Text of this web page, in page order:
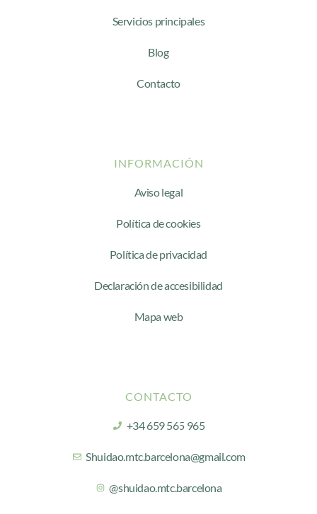
Servicios principales
Blog
Contacto
INFORMACIÓN
Aviso legal
Política de cookies
Política de privacidad
Declaración de accesibilidad
Mapa web
CONTACTO
+34 659 565 965
Shuidao.mtc.barcelona@gmail.com
@shuidao.mtc.barcelona